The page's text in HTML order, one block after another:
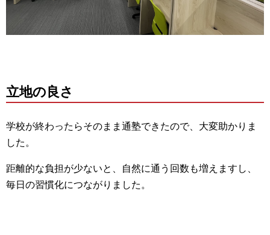
立地の良さ
学校が終わったらそのまま通塾できたので、大変助かりま
した。
距離的な負担が少ないと、自然に通う回数も増えますし、
毎日の習慣化につながりました。